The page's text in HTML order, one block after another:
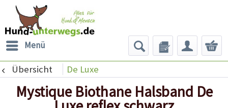
Menü
Übersicht De Luxe
Mystique Biothane Halsband De